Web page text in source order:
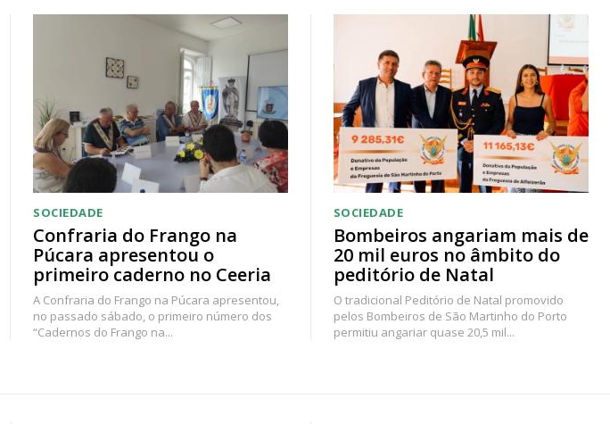
SOCIEDADE
Confraria do Frango na
Púcara apresentou o
primeiro caderno no Ceeria
A Confraria do Frango na Púcara apresentou,
no passado sábado, o primeiro número dos
“Cadernos do Frango na...
SOCIEDADE
Bombeiros angariam mais de
20 mil euros no âmbito do
peditório de Natal
O tradicional Peditório de Natal promovido
pelos Bombeiros de São Martinho do Porto
permitiu angariar quase 20,5 mil...